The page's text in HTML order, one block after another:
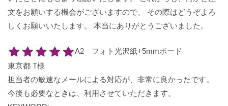
文をお願いする機会がございますので、 その際はどうぞよろ
しくお願いいたします。 本当にありがとうございました。
A2 フォト光沢紙+5mmボード
東京都 T様
担当者の敏速なメールによる対応が、非常に良かったです。
今後も必要なときは、利用させていただきます。